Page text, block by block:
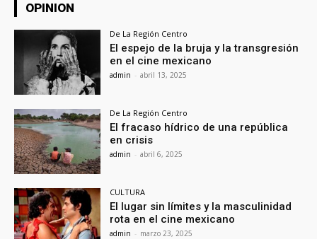
OPINION
De La Región Centro
El espejo de la bruja y la transgresión
en el cine mexicano
admin - abril 13, 2025
De La Región Centro
El fracaso hídrico de una república
en crisis
admin - abril 6, 2025
CULTURA
El lugar sin límites y la masculinidad
rota en el cine mexicano
admin - marzo 23, 2025